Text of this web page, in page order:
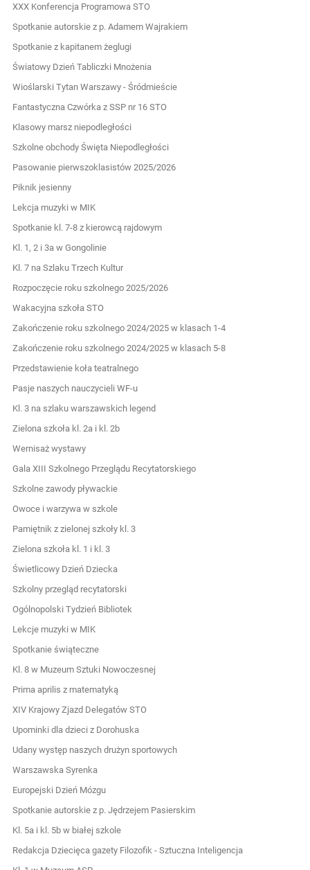
XXX Konferencja Programowa STO
Spotkanie autorskie z p. Adamem Wajrakiem
Spotkanie z kapitanem żeglugi
Światowy Dzień Tabliczki Mnożenia
Wioślarski Tytan Warszawy - Śródmieście
Fantastyczna Czwórka z SSP nr 16 STO
Klasowy marsz niepodległości
Szkolne obchody Święta Niepodległości
Pasowanie pierwszoklasistów 2025/2026
Piknik jesienny
Lekcja muzyki w MIK
Spotkanie kl. 7-8 z kierowcą rajdowym
Kl. 1, 2 i 3a w Gongolinie
Kl. 7 na Szlaku Trzech Kultur
Rozpoczęcie roku szkolnego 2025/2026
Wakacyjna szkoła STO
Zakończenie roku szkolnego 2024/2025 w klasach 1-4
Zakończenie roku szkolnego 2024/2025 w klasach 5-8
Przedstawienie koła teatralnego
Pasje naszych nauczycieli WF-u
Kl. 3 na szlaku warszawskich legend
Zielona szkoła kl. 2a i kl. 2b
Wernisaż wystawy
Gala XIII Szkolnego Przeglądu Recytatorskiego
Szkolne zawody pływackie
Owoce i warzywa w szkole
Pamiętnik z zielonej szkoły kl. 3
Zielona szkoła kl. 1 i kl. 3
Świetlicowy Dzień Dziecka
Szkolny przegląd recytatorski
Ogólnopolski Tydzień Bibliotek
Lekcje muzyki w MIK
Spotkanie świąteczne
Kl. 8 w Muzeum Sztuki Nowoczesnej
Prima aprilis z matematyką
XIV Krajowy Zjazd Delegatów STO
Upominki dla dzieci z Dorohuska
Udany występ naszych drużyn sportowych
Warszawska Syrenka
Europejski Dzień Mózgu
Spotkanie autorskie z p. Jędrzejem Pasierskim
Kl. 5a i kl. 5b w białej szkole
Redakcja Dziecięca gazety Filozofik - Sztuczna Inteligencja